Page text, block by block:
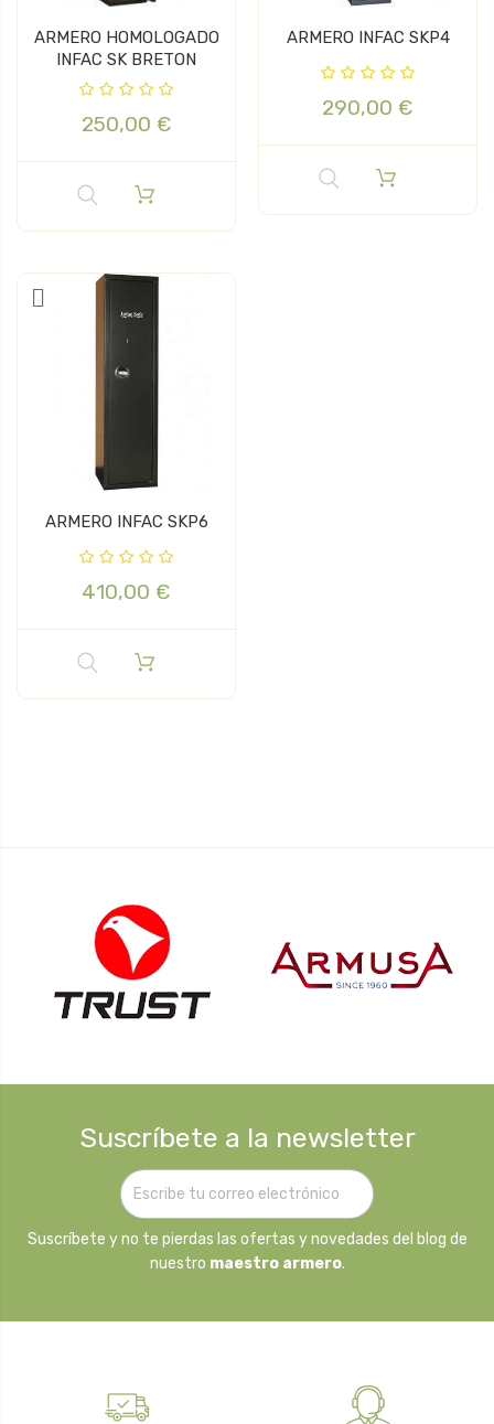
ARMERO HOMOLOGADO
INFAC SK BRETON
250,00 €
ARMERO INFAC SKP4
290,00 €
ARMERO INFAC SKP6
410,00 €
Suscríbete a la newsletter
Suscríbete y no te pierdas las ofertas y novedades del blog de
nuestro maestro armero.